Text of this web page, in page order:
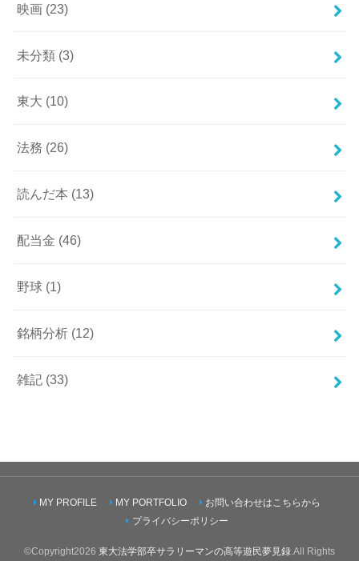
映画 (23)
未分類 (3)
東大 (10)
法務 (26)
読んだ本 (13)
配当金 (46)
野球 (1)
銘柄分析 (12)
雑記 (33)
MY PROFILE MY PORTFOLIO
お問い合わせはこちらから
プライバシーポリシー
©Copyright2026 東大法学部卒サラリーマンの高等遊民夢見録 .All Rights